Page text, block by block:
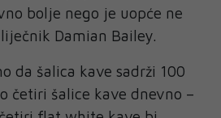
bolje nego je uopće ne
Damian Bailey.
da šalica kave sadrži 100
četiri šalice kave dnevno –